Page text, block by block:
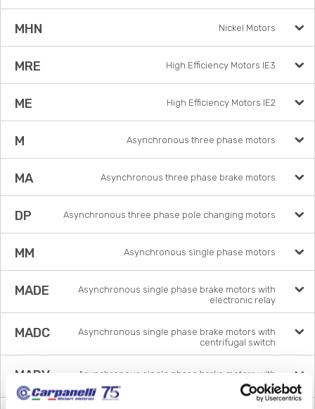
MHN Nickel Motors
MRE High Efficiency Motors IE3
ME High Efficiency Motors IE2
M Asynchronous three phase motors
MA Asynchronous three phase brake motors
DP Asynchronous three phase pole changing motors
MM Asynchronous single phase motors
MADE
Asynchronous single phase brake motors with
electronic relay
MADC
Asynchronous single phase brake motors with
centrifugal switch
MADV
Asynchronous single phase brake motors with
voltage relay